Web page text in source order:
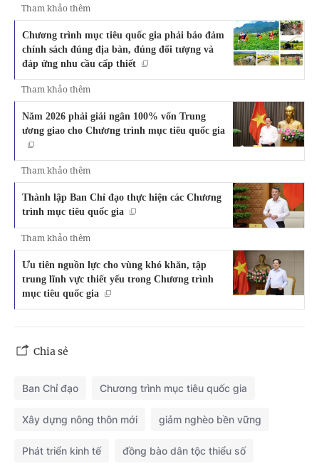
Tham khảo thêm
Chương trình mục tiêu quốc gia phải bảo đảm
chính sách đúng địa bàn, đúng đối tượng và
đáp ứng nhu cầu cấp thiết
Tham khảo thêm
Năm 2026 phải giải ngân 100% vốn Trung
ương giao cho Chương trình mục tiêu quốc gia
Tham khảo thêm
Thành lập Ban Chỉ đạo thực hiện các Chương
trình mục tiêu quốc gia
Tham khảo thêm
Ưu tiên nguồn lực cho vùng khó khăn, tập
trung lĩnh vực thiết yếu trong Chương trình
mục tiêu quốc gia
Chia sẻ
Ban Chỉ đạo Chương trình mục tiêu quốc gia
Xây dựng nông thôn mới giảm nghèo bền vững
Phát triển kinh tế đồng bào dân tộc thiểu số